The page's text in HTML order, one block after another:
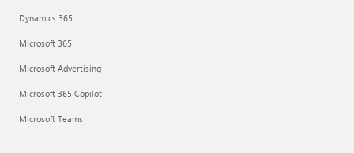
Dynamics 365
Microsoft 365
Microsoft Advertising
Microsoft 365 Copilot
Microsoft Teams